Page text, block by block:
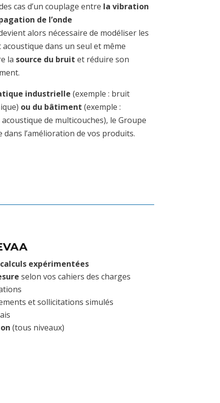
cas d’un couplage entre la vibration
de l’onde
alors nécessaire de modéliser les
dans un seul et même
la source du bruit et réduire son
industrielle (exemple : bruit
ou du bâtiment (exemple :
de multicouches), le Groupe
dans l’amélioration de vos produits.
expérimentées
selon vos cahiers des charges
et sollicitations simulés
(tous niveaux)